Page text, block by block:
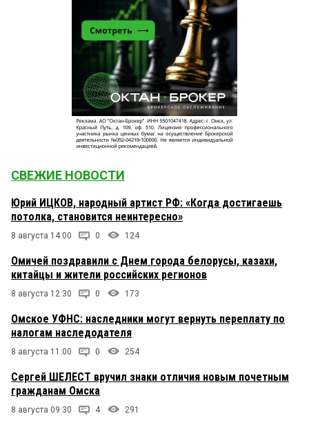
СВЕЖИЕ НОВОСТИ
Юрий ИЦКОВ, народный артист РФ: «Когда достигаешь
потолка, становится неинтересно»
8 августа 14:00 0 124
Омичей поздравили с Днем города белорусы, казахи,
китайцы и жители российских регионов
8 августа 12:30 0 173
Омское УФНС: наследники могут вернуть переплату по
налогам наследодателя
8 августа 11:00 0 254
Сергей ШЕЛЕСТ вручил знаки отличия новым почетным
гражданам Омска
8 августа 09:30 4 291